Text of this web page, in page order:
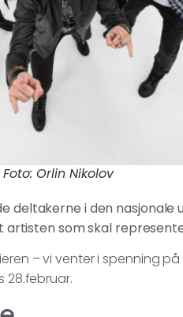
Foto: Orlin Nikolov
i den nasjonale
artisten som skal
– vi venter i spenning
28.februar.